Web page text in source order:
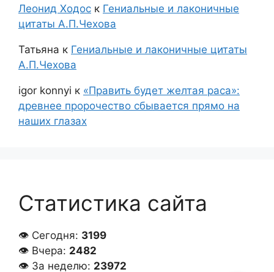
Леонид Ходос к Гениальные и лаконичные
цитаты А.П.Чехова
Татьяна к Гениальные и лаконичные цитаты
А.П.Чехова
igor konnyi к «Править будет желтая раса»:
древнее пророчество сбывается прямо на
наших глазах
Статистика сайта
👁 Сегодня: 3199
👁 Вчера: 2482
👁 За неделю: 23972